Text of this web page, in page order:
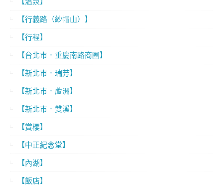
【行義路（紗帽山）】
【行程】
【台北市．重慶南路商圈】
【新北市．瑞芳】
【新北市．蘆洲】
【新北市．雙溪】
【賞櫻】
【中正紀念堂】
【內湖】
【飯店】